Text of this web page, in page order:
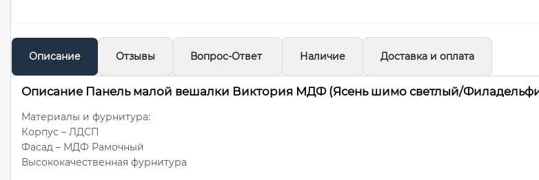
Описание Отзывы Вопрос-Ответ Наличие Доставка и оплата
Описание Панель малой вешалки Виктория МДФ (Ясень шимо светлый/
Материалы и фурнитура:
Корпус – ЛДСП
Фасад – МДФ Рамочный
Высококачественная фурнитура